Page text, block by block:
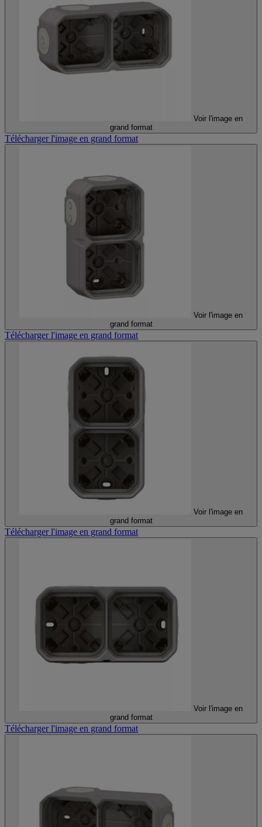
Voir l'image en
grand format
Télécharger l'image en grand format
Voir l'image en
grand format
Télécharger l'image en grand format
Voir l'image en
grand format
Télécharger l'image en grand format
Voir l'image en
grand format
Télécharger l'image en grand format